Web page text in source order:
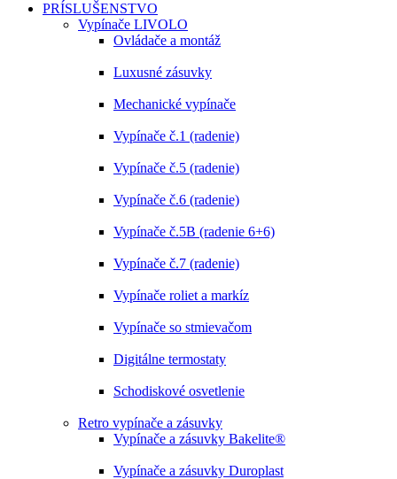
PRÍSLUŠENSTVO
Vypínače LIVOLO
Ovládače a montáž
Luxusné zásuvky
Mechanické vypínače
Vypínače č.1 (radenie)
Vypínače č.5 (radenie)
Vypínače č.6 (radenie)
Vypínače č.5B (radenie 6+6)
Vypínače č.7 (radenie)
Vypínače roliet a markíz
Vypínače so stmievačom
Digitálne termostaty
Schodiskové osvetlenie
Retro vypínače a zásuvky
Vypínače a zásuvky Bakelite®
Vypínače a zásuvky Duroplast